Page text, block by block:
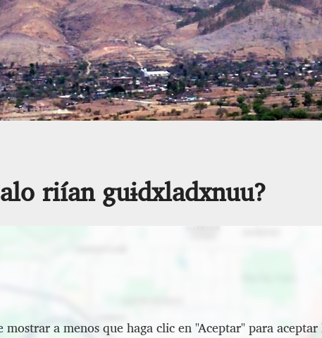
riían guɨdxladxnuu?
mostrar a menos que haga clic en "Aceptar" para aceptar